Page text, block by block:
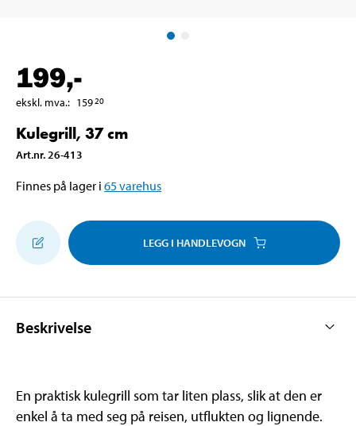
199,-
ekskl. mva.: 15920
Kulegrill, 37 cm
Art.nr. 26-413
Finnes på lager i 65varehus
LEGG I HANDLEVOGN
Beskrivelse
En praktisk kulegrill som tar liten plass, slik at den er
enkel å ta med seg på reisen, utflukten og lignende.